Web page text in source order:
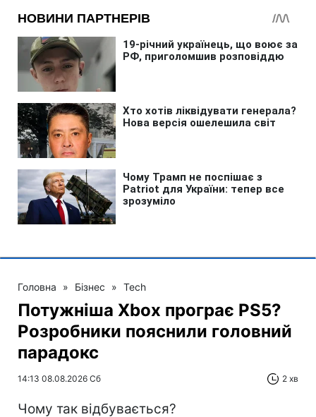
Головна » Бізнес » Tech
Потужніша Xbox програє PS5?
Розробники пояснили головний
парадокс
14:13 08.08.2026 Сб 2 хв
Чому так відбувається?